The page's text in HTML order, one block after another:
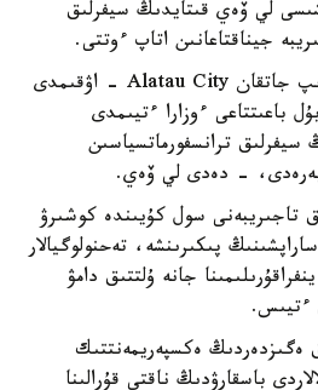
لي ۆەي قىتايدىڭ سيفرلىق
جيناقتاعانىن اتاپ ءوتتى.
- قازاقستان جۇزەگە اسىرىپ جاتقان Alatau City - اۋقىمدى
باعىتتاعى ءوزارا ءتيىمدى
سيفرلىق ترانسفورماتسياسىن
- دەدى لي ۆەي.
تاجىريبەنى سول كۇيىندە كوشىرۋ
پىكىرىنشە، تەحنولوگيالار
جانە ۇلتتىق دامۋ
ءتيىس.
ەگىزدەردىڭ ەكسپەريمەنتتىك
باسقارۋدىڭ ناقتى قۇرالىنا